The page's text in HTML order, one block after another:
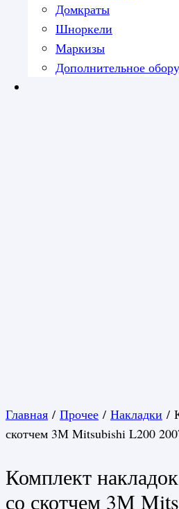
Домкраты
Шноркели
Маркизы
Дополнительное
Главная / Прочее / Накладки /
скотчем 3М Mitsubishi L200
Комплект
со скотчем 3М